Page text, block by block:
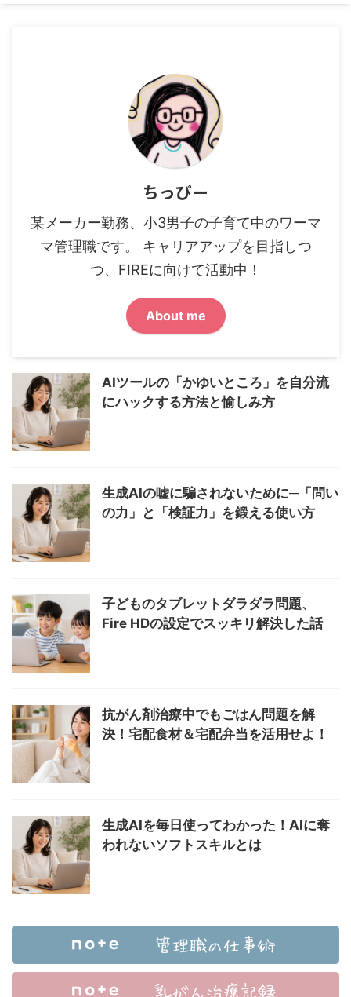
ちっぴー
某メーカー勤務、小3男子の子育て中のワーマ
マ管理職です。 キャリアアップを目指しつ
つ、FIREに向けて活動中！
About me
AIツールの「かゆいところ」を自分流
にハックする方法と愉しみ方
生成AIの嘘に騙されないために─「問い
の力」と「検証力」を鍛える使い方
子どものタブレットダラダラ問題、
Fire HDの設定でスッキリ解決した話
抗がん剤治療中でもごはん問題を解
決！宅配食材＆宅配弁当を活用せよ！
生成AIを毎日使ってわかった！AIに奪
われないソフトスキルとは